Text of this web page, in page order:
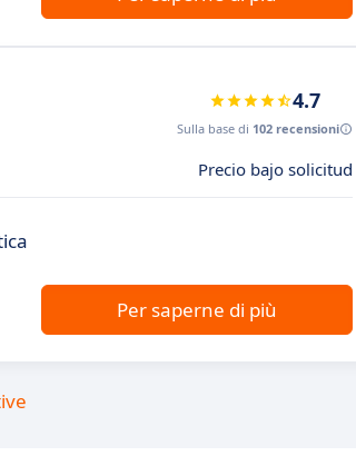
4.7
Sulla base di 102 recensioni
Precio bajo solicitud
Per saperne di più